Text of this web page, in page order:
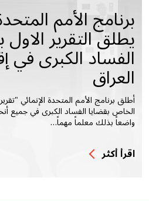
برنامج الأمم
يطلق التقرير
الفساد الكبرى في
العراق
أطلق برنامج الأمم المتحدة الإنمائي
الخاص بقضايا الفساد الكبرى في جميع
واضعاً بذلك معلماً مهماً…
اقرأ أكثر